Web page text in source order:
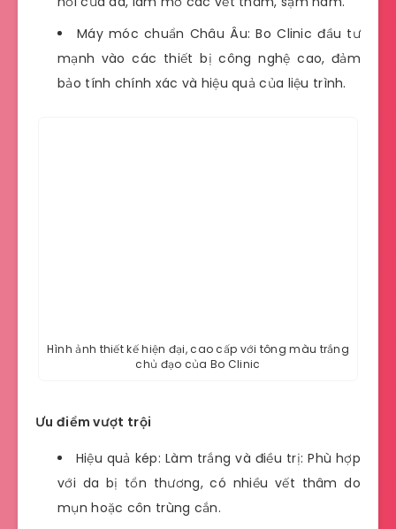
Máy móc chuẩn Châu Âu: Bo Clinic đầu tư
mạnh vào các thiết bị công nghệ cao, đảm
bảo tính chính xác và hiệu quả của liệu trình.
Hình ảnh thiết kế hiện đại, cao cấp với tông màu trắng
chủ đạo của Bo Clinic
Ưu điểm vượt trội
Hiệu quả kép: Làm trắng và điều trị: Phù hợp
với da bị tổn thương, có nhiều vết thâm do
mụn hoặc côn trùng cắn.